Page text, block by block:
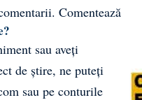
Comentează
sau aveți
de știre, ne puteți
sau pe conturile